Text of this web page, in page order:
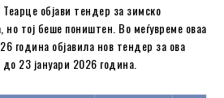
објави тендер за зимско
тој беше поништен. Во меѓувреме оваа
година објавила нов тендер за ова
23 јануари 2026 година.